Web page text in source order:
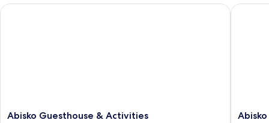
Abisko
Abisko Guesthouse & Activities
Abisko Guesthouse & Activities
Abisko
Abisko